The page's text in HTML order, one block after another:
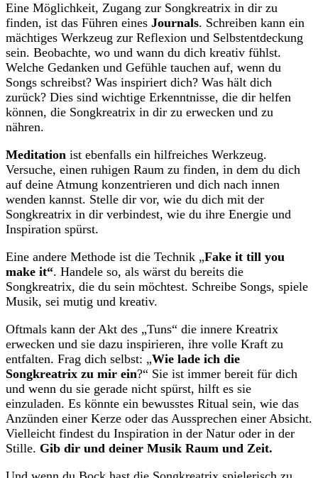
Eine Möglichkeit, Zugang zur Songkreatrix in dir zu
finden, ist das Führen eines Journals. Schreiben kann ein
mächtiges Werkzeug zur Reflexion und Selbstentdeckung
sein. Beobachte, wo und wann du dich kreativ fühlst.
Welche Gedanken und Gefühle tauchen auf, wenn du
Songs schreibst? Was inspiriert dich? Was hält dich
zurück? Dies sind wichtige Erkenntnisse, die dir helfen
können, die Songkreatrix in dir zu erwecken und zu
nähren.
Meditation ist ebenfalls ein hilfreiches Werkzeug.
Versuche, einen ruhigen Raum zu finden, in dem du dich
auf deine Atmung konzentrieren und dich nach innen
wenden kannst. Stelle dir vor, wie du dich mit der
Songkreatrix in dir verbindest, wie du ihre Energie und
Inspiration spürst.
Eine andere Methode ist die Technik „Fake it till you
make it“. Handele so, als wärst du bereits die
Songkreatrix, die du sein möchtest. Schreibe Songs, spiele
Musik, sei mutig und kreativ.
Oftmals kann der Akt des „Tuns“ die innere Kreatrix
erwecken und sie dazu inspirieren, ihre volle Kraft zu
entfalten. Frag dich selbst: „Wie lade ich die
Songkreatrix zu mir ein?“ Sie ist immer bereit für dich
und wenn du sie gerade nicht spürst, hilft es sie
einzuladen. Es könnte ein bewusstes Ritual sein, wie das
Anzünden einer Kerze oder das Aussprechen einer Absicht.
Vielleicht findest du Inspiration in der Natur oder in der
Stille. Gib dir und deiner Musik Raum und Zeit.